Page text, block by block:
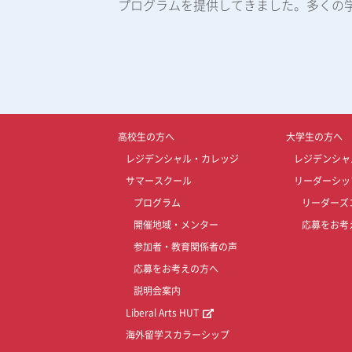
プログラムを提供してきました。多く
高校生の方へ
レジデンシャル・カレッジ
サマースクール
プログラム
開催地域・メンター
参加者・教育関係者の声
応募をお考えの方へ
説明会案内
Liberal Arts HUT
海外留学スカラーシップ
大学生の方へ
レジデンシ
リーダーシ
リーダーズ
応募をお考